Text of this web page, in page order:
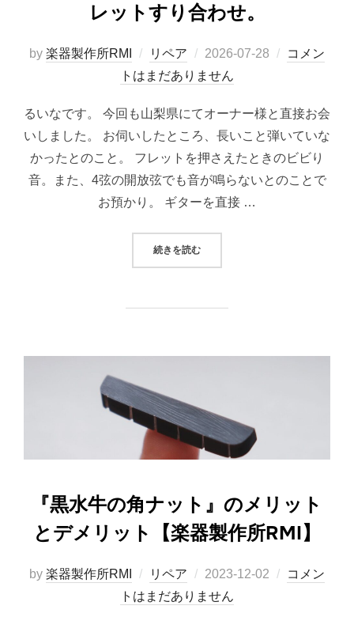
レットすり合わせ。
by 楽器製作所RMI リペア
投
稿
2026-07-28
コメン
トはまだありません
るいなです。 今回も山梨県にてオーナー様と直接お会
いしました。 お伺いしたところ、長いこと弾いていな
かったとのこと。 フレットを押さえたときのビビり
音。また、4弦の開放弦でも音が鳴らないとのことで
お預かり。 ギターを直接 …
続きを読む“4弦の開放弦が鳴らない。ギブソ
『黒水牛の角ナット』のメリット
とデメリット【楽器製作所RMI】
by 楽器製作所RMI リペア
投
稿
2023-12-02
コメン
トはまだありません